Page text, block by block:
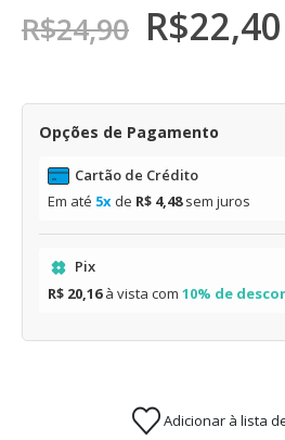
R$24,90 R$22,40
Opções de Pagamento
Cartão de Crédito
Em até 5x de R$ 4,48sem juros
Pix
R$ 20,16à vista com 10% de
Adicionar à lista